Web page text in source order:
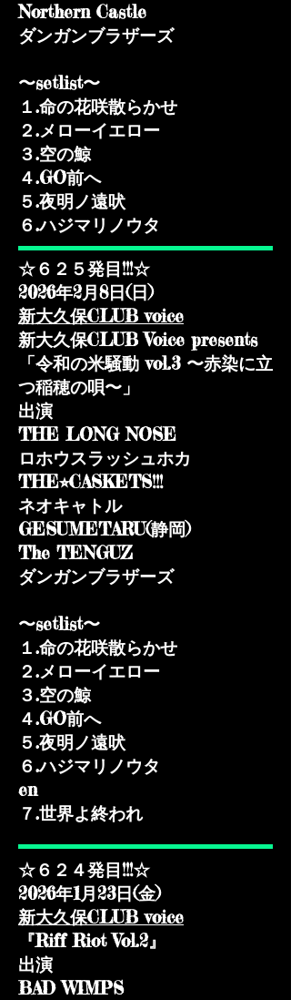
Northern Castle
ダンガンブラザーズ
​〜setlist〜
１.命の花咲散らかせ
２.メローイエロー
３.空の鯨
４.GO前へ
５.夜明ノ遠吠
６.ハジマリノウタ
☆６２５発目!!!☆
2026年2月8日(日)​
新大久保CLUB voice
新大久保CLUB Voice presents
「令和の米騒動 vol.3 〜赤染に立
つ稲穂の唄〜」
出演
THE LONG NOSE
ロホウスラッシュホカ
THE⭐︎CASKETS!!!
ネオキャトル
GESUMETARU(静岡)
The TENGUZ
ダンガンブラザーズ
〜setlist〜
１.命の花咲散らかせ
２.メローイエロー
３.空の鯨
４.GO前へ
５.夜明ノ遠吠
​６.ハジマリノウタ
en
​７.世界よ終われ
☆６２４発目!!!☆
2026年1月23日(金)​
新大久保CLUB voice
『Riff Riot Vol.2』
出演
BAD WIMPS